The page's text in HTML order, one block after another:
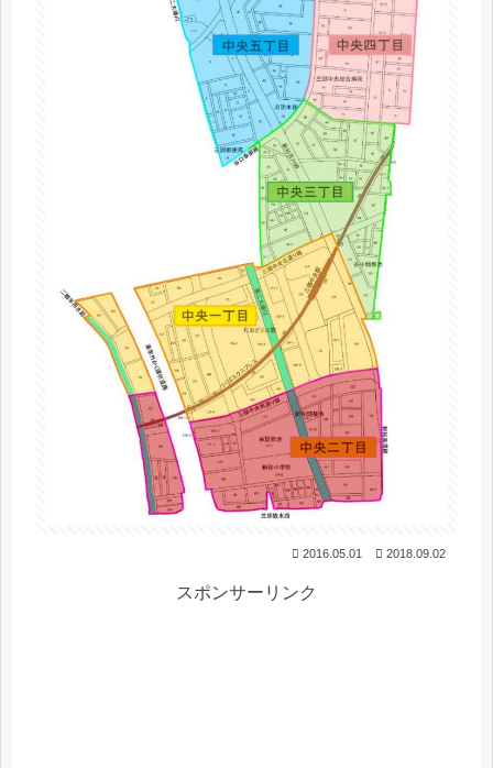
2016.05.01 2018.09.02
スポンサーリンク